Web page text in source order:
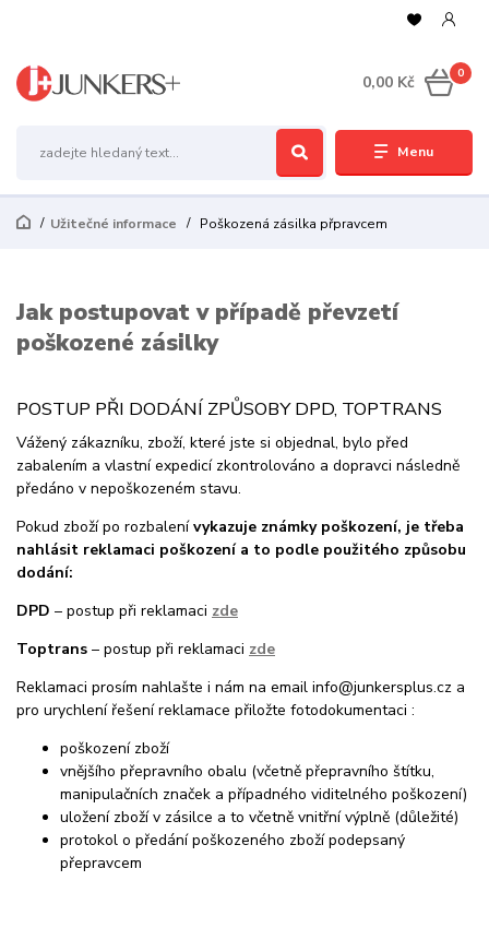
Menu
0
0,00 Kč
Užitečné informace Poškozená zásilka přpravcem
Jak postupovat v případě převzetí
poškozené zásilky
POSTUP PŘI DODÁNÍ ZPŮSOBY DPD, TOPTRANS
Vážený zákazníku, zboží, které jste si objednal, bylo před
zabalením a vlastní expedicí zkontrolováno a dopravci následně
předáno v nepoškozeném sta­vu.
Pokud zboží po rozbalenívykazuje známky poškození, je třeba
nahlásit reklamaci poškození a to podle použitého způsobu
dodání:
DPD – postup při reklamaci zde
Toptrans – postup při reklamaci zde
Reklamaci prosím nahlašte i nám na email info@junkersplus.cz a
pro urychlení řešení reklamace přiložte fotodokumentaci :
poškození zboží
vnějšího přepravního obalu (včetně přepravního štítku,
manipulačních značek a případného viditelného poškození)
uložení zboží v zásilce a to včetně vnitřní výplně (důležité)
protokol o předání poškozeného zboží podepsaný
přepravcem